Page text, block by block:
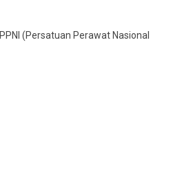
PPNI (Persatuan Perawat Nasional